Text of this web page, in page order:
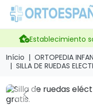
Establecimiento
Início
ORTOPEDIA
SILLA DE RUEDAS
Previous